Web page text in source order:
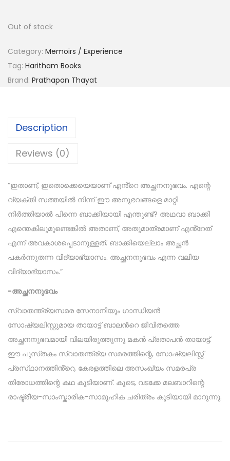
Out of stock
Category: Memoirs / Experience
Tag: Haritham Books
Brand: Prathapan Thayat
Description
Reviews (0)
“ഇതാണ്, ഇതൊക്കെയെയാണ് എൻ്റെ അച്ഛനനുഭവം. എന്റെ
വ്യക്തി സത്തയിൽ നിന്ന് ഈ അനുഭവങ്ങളെ മാറ്റി
നിർത്തിയാൽ പിന്നെ ബാക്കിയായി എന്തുണ്ട്? അഥവാ ബാക്കി
എന്തെകിലുമുണ്ടെങ്കിൽ അതാണ്, അതുമാത്രമാണ് എൻ്റേത്
എന്ന് അവകാശപ്പെടാനുള്ളത്. ബാക്കിയെല്ലാം അച്ഛൻ
പകർന്നുതന്ന വിദ്യാഭ്യാസം. അച്ഛനനുഭവം എന്ന വലിയ
വിദ്യാഭ്യാസം.”
-അച്ഛനനുഭവം
സ്വാതന്ത്ര്യസമര സേനാനിയും ഗാന്ധിയൻ
സോഷ്യലിസ്റ്റുമായ തായാട്ട് ബാലൻറെ ജീവിതത്തെ
അച്ഛനനുഭവമായി വിലയിരുത്തുന്നു മകൻ പ്രതാപൻ തായാട്ട്.
ഈ പുസ്‌തകം സ്വാതന്ത്ര്യ സമരത്തിന്റെ, സോഷ്യലിസ്റ്റ്
പ്രസ്‌ഥാനത്തിൻ്റെ, കേരളത്തിലെ അസംഖ്യം സമരപ്ര
തിരോധത്തിന്റെ കഥ കൂടിയാണ്. കൂടെ, വടക്കേ മലബാറിന്റെ
രാഷ്ട്രീയ-സാംസ്കാരിക-സാമൂഹിക ചരിത്രം കൂടിയായി മാറുന്നു.